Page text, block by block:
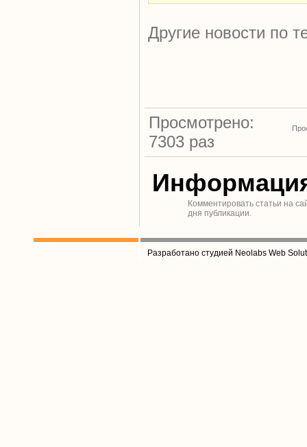
Другие новости по
Просмотрено:
7303 раз
Комментировать статьи на
дня публикации.
Разработано студией Neolabs Web